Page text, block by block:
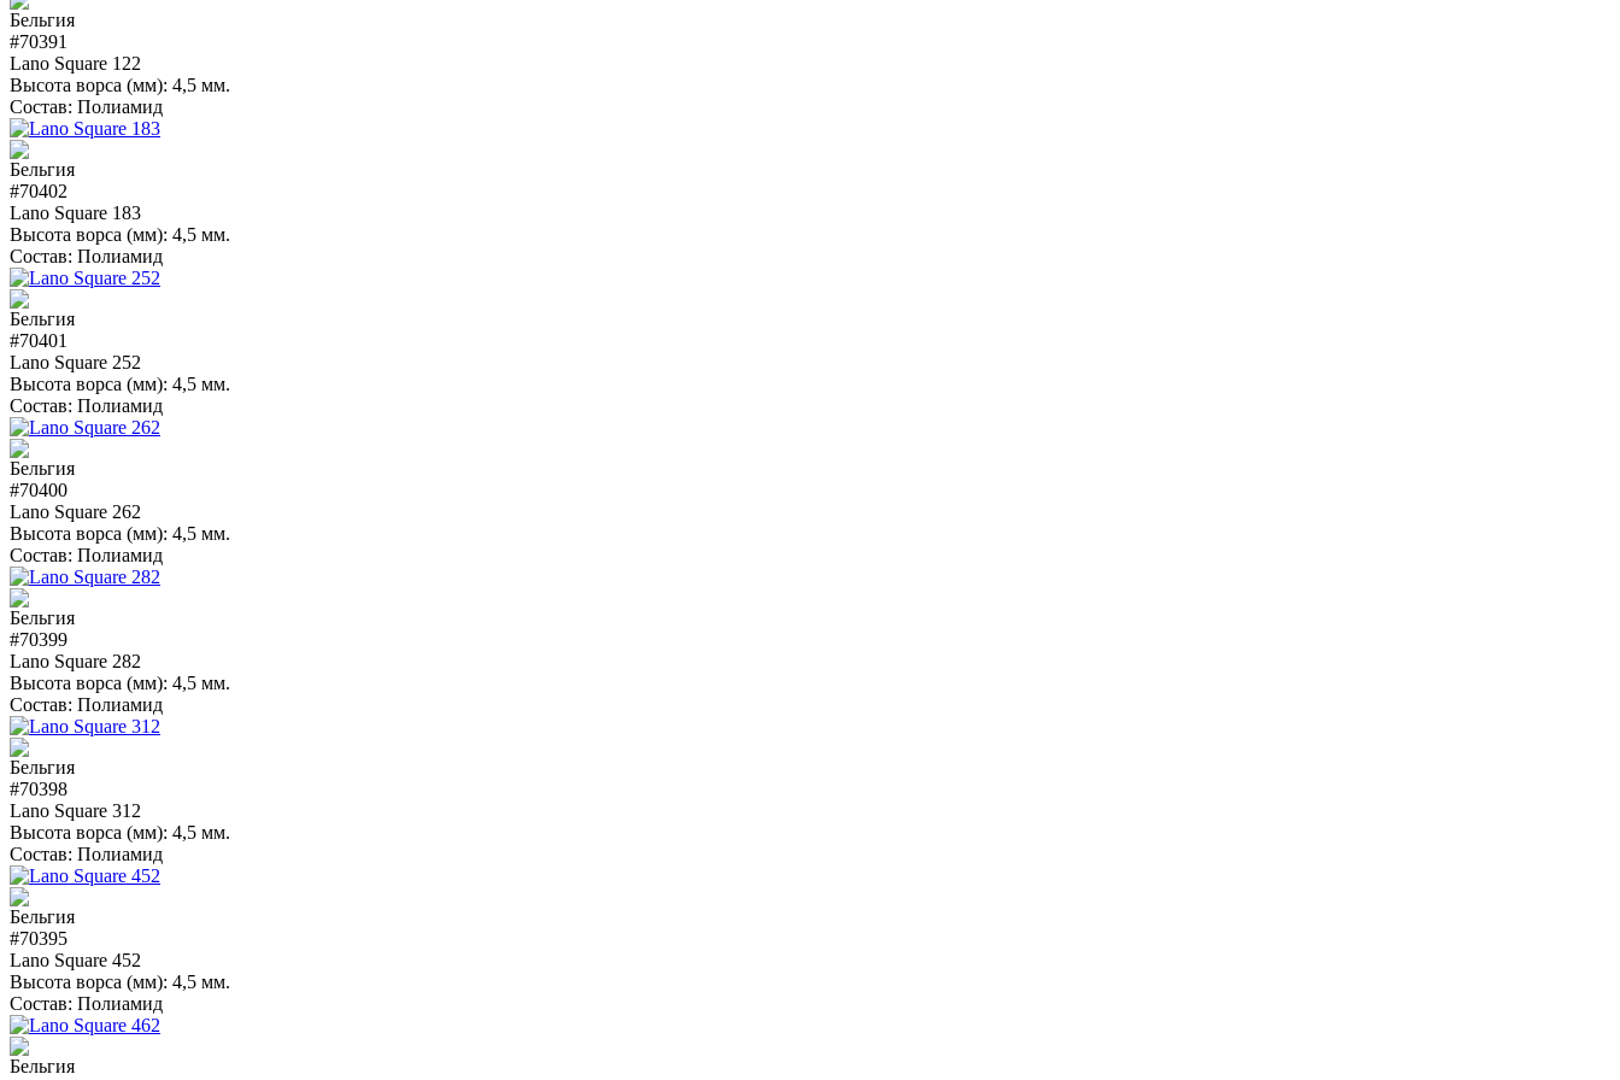
#70391
Lano Square 122
Высота ворса (мм): 4,5 мм.
Состав: Полиамид
#70402
Lano Square 183
Высота ворса (мм): 4,5 мм.
Состав: Полиамид
#70401
Lano Square 252
Высота ворса (мм): 4,5 мм.
Состав: Полиамид
#70400
Lano Square 262
Высота ворса (мм): 4,5 мм.
Состав: Полиамид
#70399
Lano Square 282
Высота ворса (мм): 4,5 мм.
Состав: Полиамид
#70398
Lano Square 312
Высота ворса (мм): 4,5 мм.
Состав: Полиамид
#70395
Lano Square 452
Высота ворса (мм): 4,5 мм.
Состав: Полиамид